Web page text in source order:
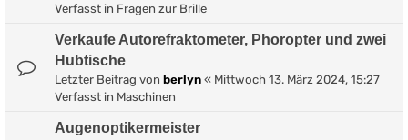
Verfasst in Fragen zur Brille
Verkaufe Autorefraktometer, Phoropter und zwei
Hubtische
Letzter Beitrag von berlyn « Mittwoch 13. März 2024, 15:27
Verfasst in Maschinen
Augenoptikermeister